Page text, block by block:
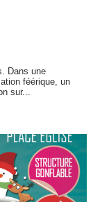
Dans une
féérique, un
sur...